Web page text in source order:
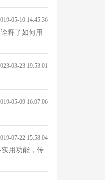
05-10 14:45:36
释了如何用
03-23 19:53:01
05-09 16:07:06
07-22 15:58:04
实用功能，传